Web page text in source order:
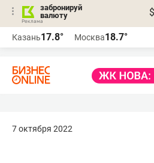
забронируй
валюту
$
Казань17.8° Москва18.7°
7 октября 2022